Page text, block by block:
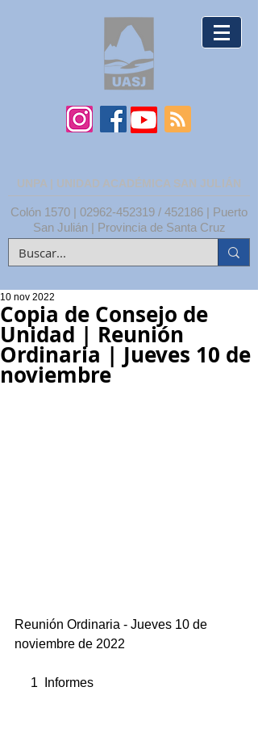
UNPA | UNIDAD ACADÉMICA SAN JULIÁN
Colón 1570 | 02962-452319 / 452186 | Puerto
San Julián | Provincia de Santa Cruz
Copia de Consejo de
Unidad | Reunión
Ordinaria | Jueves 10 de
noviembre
10 nov 2022
Reunión Ordinaria - Jueves 10 de
noviembre de 2022
     1  Informes